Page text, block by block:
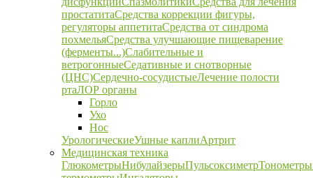
простатитаСредства коррекции фигуры,
регуляторы аппетитаСредства от синдрома
похмельяСредства улучшающие пищеварение
(ферменты...)Слабительные и
ветрогонныеСедативные и снотворные
(ЦНС)Сердечно-сосудистыеЛечение полости
ртаЛОР органы
Горло
Ухо
Нос
УрологическиеУшные каплиАртрит
Медицинская техника
ГлюкометрыНибулайзерыПульсоксиметрТонометры